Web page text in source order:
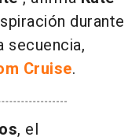
durante
secuencia,
Cruise.
, el